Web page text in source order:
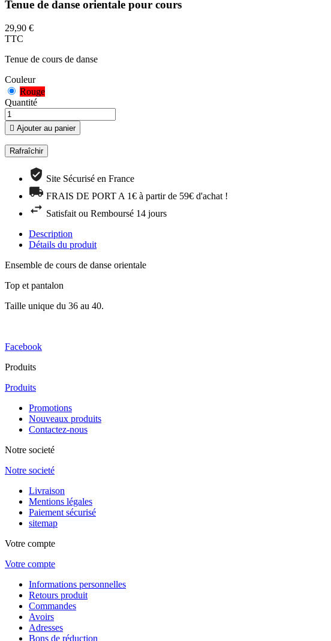
Tenue de danse orientale pour cours
29,90 €
TTC
Tenue de cours de danse
Couleur
Rouge
Quantité
 Ajouter au panier
Site Sécurisé en France
FRAIS DE PORT A 1€ à partir de 59€ d'achat !
Satisfait ou Remboursé 14 jours
Description
Détails du produit
Ensemble de cours de danse orientale
Top et pantalon
Taille unique du 36 au 40.
Facebook
Produits
Produits
Promotions
Nouveaux produits
Contactez-nous
Notre societé
Notre societé
Livraison
Mentions légales
Paiement sécurisé
sitemap
Votre compte
Votre compte
Informations personnelles
Retours produit
Commandes
Avoirs
Adresses
Bons de réduction